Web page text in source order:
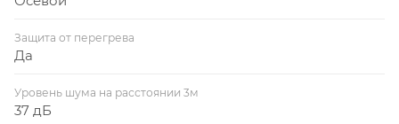
Защита от перегрева
Да
Уровень шума на расстоянии 3м
37 дБ